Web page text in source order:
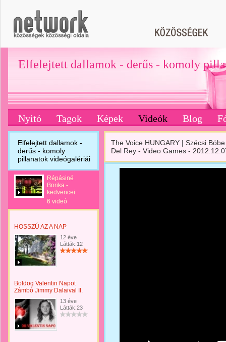
Elfelejtett dallamok - derűs - komoly
Nyitó Tagok Képek Videók Blog
Elfelejtett dallamok -
derűs - komoly
pillanatok videógalériái
Répásiné
Borika -
kedvencei
6 videó
HOSSZÚ AZ A NAP
12 éve
Látták:12
Boldog Valentin Napot
Zámbó Jimmy Dalaival II.
13 éve
Látták:23
The Voice HUNGARY | Szécsi
Del Rey - Video Games -